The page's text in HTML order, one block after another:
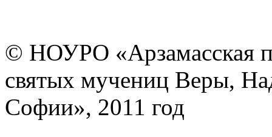
© НОУРО «Арзамасская
святых мучениц Веры,
Софии», 2011 год